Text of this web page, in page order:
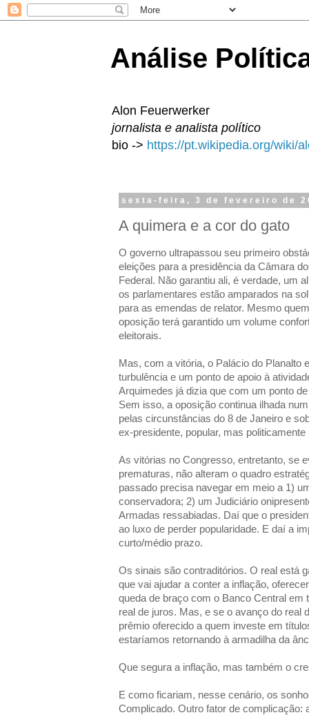
Análise
Alon Feuerwerker
jornalista e analista político
bio -> https://pt.wikipedia.org/wiki/
sexta-feira, 3 de fevereiro de
A quimera e a cor do gato
O governo ultrapassou seu primeiro
eleições para a presidência da Câmara
Federal. Não garantiu ali, é verdade, um
os parlamentares estão amparados na
para as emendas de relator. Mesmo
oposição terá garantido um volume
eleitorais.
Mas, com a vitória, o Palácio do Planalto
turbulência e um ponto de apoio à
Arquimedes já dizia que com um ponto
Sem isso, a oposição continua ilhada
pelas circunstâncias do 8 de Janeiro e
ex-presidente, popular, mas
As vitórias no Congresso, entretanto, se
prematuras, não alteram o quadro
passado precisa navegar em meio a 1)
conservadora; 2) um Judiciário
Armadas ressabiadas. Daí que o
ao luxo de perder popularidade. E daí a
curto/médio prazo.
Os sinais são contraditórios. O real está
que vai ajudar a conter a inflação,
queda de braço com o Banco Central em
real de juros. Mas, e se o avanço do real
prêmio oferecido a quem investe em
estaríamos retornando à armadilha da
Que segura a inflação, mas também o
E como ficariam, nesse cenário, os
Complicado. Outro fator de complicação: